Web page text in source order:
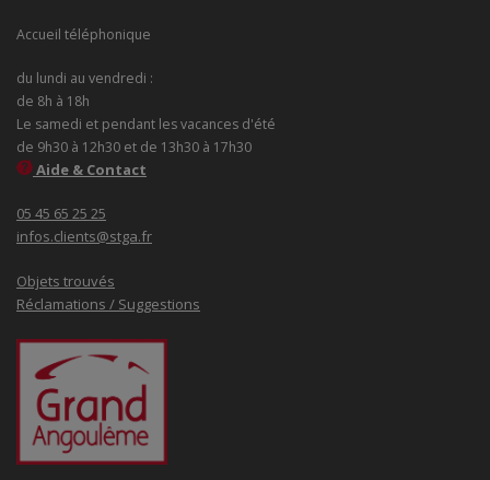
Accueil téléphonique
du lundi au vendredi :
de 8h à 18h
Le samedi et pendant les vacances d'été
de 9h30 à 12h30 et de 13h30 à 17h30
Aide & Contact
05 45 65 25 25
infos.clients@stga.fr
Objets trouvés
Réclamations / Suggestions